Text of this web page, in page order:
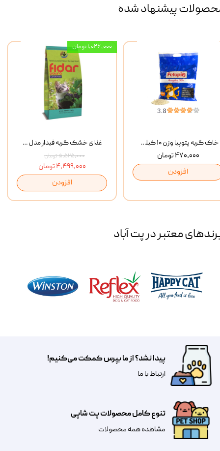
پیشنهاد شده
غذای خشک گربه فیدار مدل Adult وزن 10 کیلوگرم
۵,۵۲۵,۰۰۰ تومان
۴,۴۹۹,۰۰۰ تومان
افزودن
۱,۰۲۶,۰۰۰ تومان
خاک گربه پتوپیا وزن ۱۰ کیلوگرم
۴۷۰,۰۰۰ تومان
افزودن
معتبر در پت آباد
تنوع کامل محصولات پت شاپی
مشاهده همه محصولات
پیدا نشد؟ از ما بپرس کمکت می‌کنیم!
​​​ارتباط با ما